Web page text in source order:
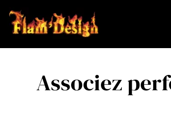
Associez